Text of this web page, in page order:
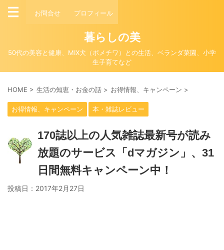
お問合せ プロフィール
暮らしの美
50代の美容と健康、MIX犬（ポメチワ）との生活、ベランダ菜園、小学
生子育てなど
HOME > 生活の知恵・お金の話 > お得情報、キャンペーン >
お得情報、キャンペーン 本・雑誌レビュー
170誌以上の人気雑誌最新号が読み
放題のサービス「dマガジン」、31
日間無料キャンペーン中！
投稿日： 2017年2月27日